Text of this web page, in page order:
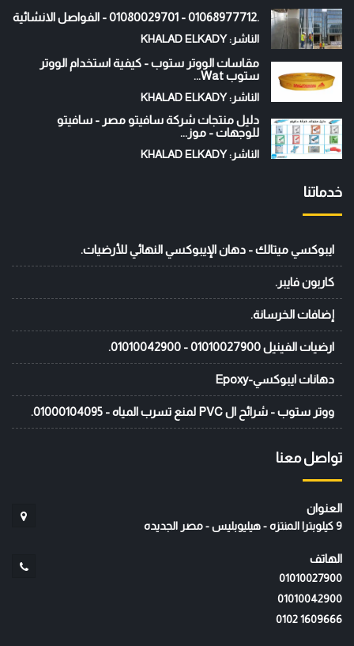
.01068977712 - 01080029701 - الفواصل الانشائية
الناشر: KHALAD ELKADY
مقاسات الووتر ستوب - كيفية استخدام الووتر
ستوب Wat...
الناشر: KHALAD ELKADY
دليل منتجات شركة سافيتو مصر - سافيتو
للوجهات - موز...
الناشر: KHALAD ELKADY
خدماتنا
ايبوكسي ميتالك - دهان الإيبوكسي النهائي للأرضيات.
كاربون فايبر.
إضافات الخرسانة.
ارضيات الفينيل 01010027900 - 01010042900.
دهانات ايبوكسي-Epoxy
ووتر ستوب - شرائح ال PVC لمنع تسرب المياه - 01000104095.
تواصل معنا
العنوان
9 كيلوبترا المنتزه - هيليوبليس - مصر الجديده
الهاتف
01010027900
01010042900
‭0102 1609666‬